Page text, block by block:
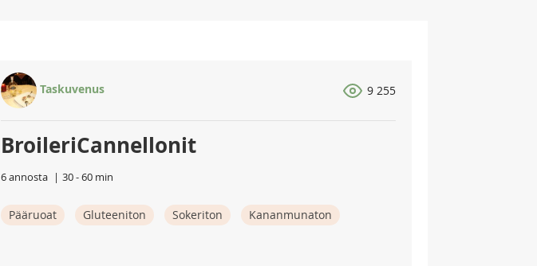
Taskuvenus 9 255
BroileriCannellonit
6 annosta 30 - 60 min
Pääruoat Gluteeniton Sokeriton Kananmunaton